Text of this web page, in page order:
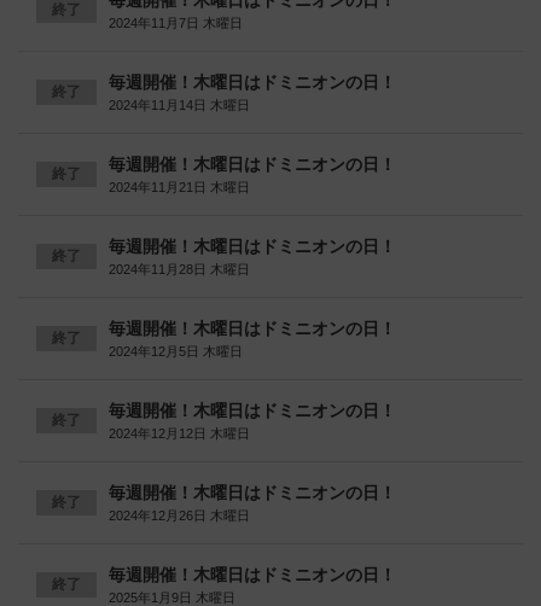
終了
2024年11月7日 木曜日
終了 毎週開催！木曜日はドミニオンの日！
2024年11月14日 木曜日
終了 毎週開催！木曜日はドミニオンの日！
2024年11月21日 木曜日
終了 毎週開催！木曜日はドミニオンの日！
2024年11月28日 木曜日
終了 毎週開催！木曜日はドミニオンの日！
2024年12月5日 木曜日
終了 毎週開催！木曜日はドミニオンの日！
2024年12月12日 木曜日
終了 毎週開催！木曜日はドミニオンの日！
2024年12月26日 木曜日
終了 毎週開催！木曜日はドミニオンの日！
2025年1月9日 木曜日